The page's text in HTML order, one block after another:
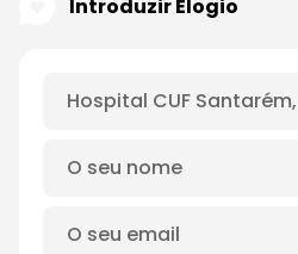
Introduzir Elogio